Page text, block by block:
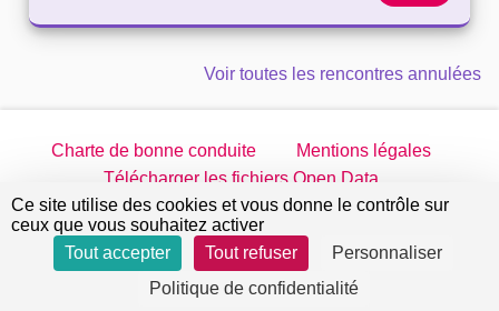
Voir toutes les rencontres annulées
Charte de bonne conduite
Mentions légales
Télécharger les fichiers Open Data
jeparticipe.villejuif.fr sur Twitter
jeparticipe.villejuif.fr sur Facebook
jeparticipe.villejuif.fr sur
jeparticipe.villejuif.fr sur
Site réalisé par
Open Source Politics
(Lien externe)
libre Decidim
.
Ce site utilise des cookies et vous donne le contrôle sur
ceux que vous souhaitez activer
Tout accepter
Tout refuser
Personnaliser
Politique de confidentialité